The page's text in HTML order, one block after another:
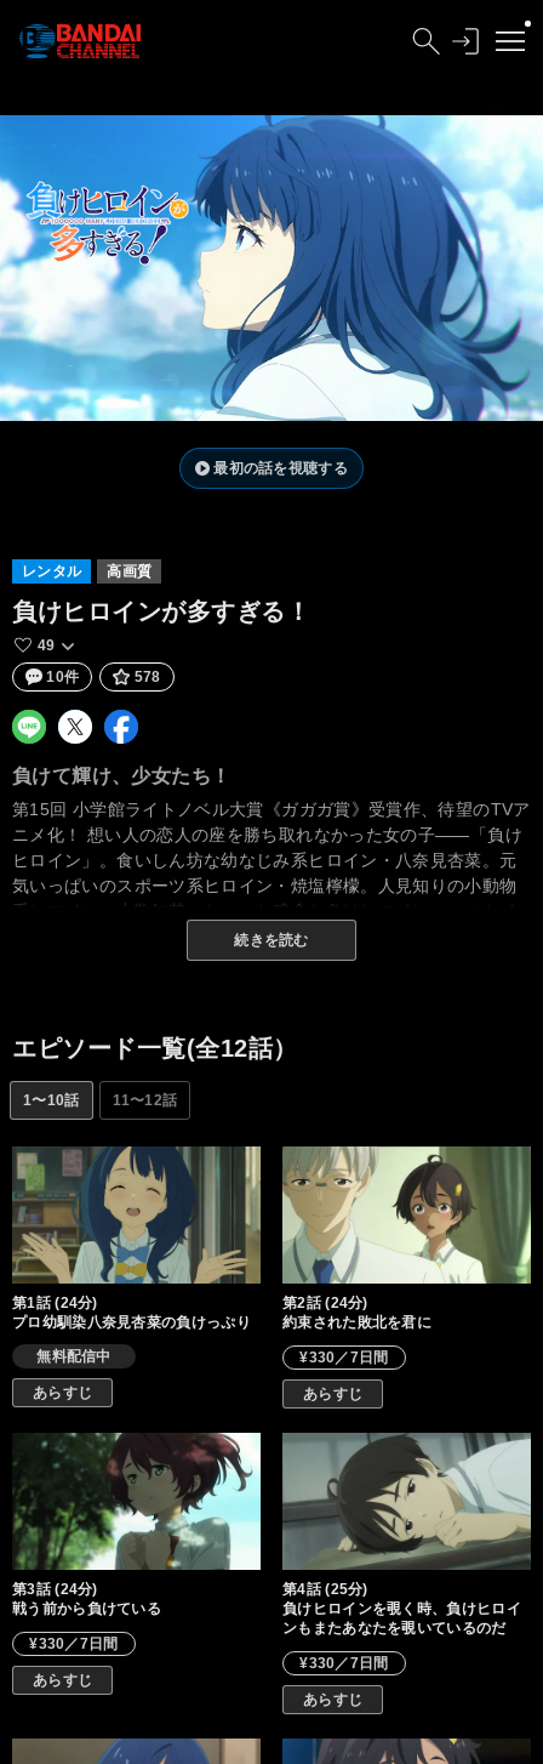
最初の話を視聴する
レンタル 高画質
負けヒロインが多すぎる！
49
10件
578
負けて輝け、少女たち！
第15回 小学館ライトノベル大賞《ガガガ賞》受賞作、待望のTVア
ニメ化！ 想い人の恋人の座を勝ち取れなかった女の子――「負け
ヒロイン」。食いしん坊な幼なじみ系ヒロイン・八奈見杏菜。元
気いっぱいのスポーツ系ヒロイン・焼塩檸檬。人見知りの小動物
系ヒロイン・小鞠知花。ちょっと残念な負けヒロイン――マケイ
ンたちに絡まれる、新感覚・はちゃめちゃ敗走系青春ストーリー
がここに幕を開ける！ 負けて輝け、マケインたち！
続きを読む
エピソード一覧(全12話）
1〜10話 11〜12話
第1話 (24分)
プロ幼馴染八奈見杏菜の負けっぷり
無料配信中
あらすじ
第2話 (24分)
約束された敗北を君に
¥330／7日間
あらすじ
第3話 (24分)
戦う前から負けている
¥330／7日間
あらすじ
第4話 (25分)
負けヒロインを覗く時、負けヒロイ
ンもまたあなたを覗いているのだ
¥330／7日間
あらすじ